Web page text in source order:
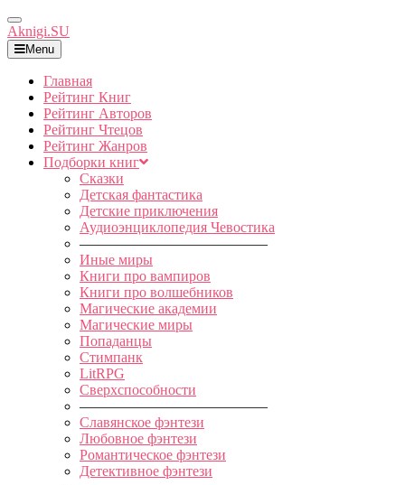
Toggle
Navigation
Aknigi.SU
Menu
Главная
Рейтинг Книг
Рейтинг Авторов
Рейтинг Чтецов
Рейтинг Жанров
Подборки книг
Сказки
Детская фантастика
Детские приключения
Аудиоэнциклопедия Чевостика
—————————————
Иные миры
Книги про вампиров
Книги про волшебников
Магические академии
Магические миры
Попаданцы
Стимпанк
LitRPG
Сверхспособности
—————————————
Славянское фэнтези
Любовное фэнтези
Романтическое фэнтези
Детективное фэнтези